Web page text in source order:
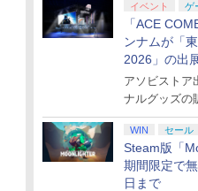
イベント ゲ
「ACE
ンナムが「
2026」の出
アソビストア
ナルグッズの
WIN セール
Steam版「
期間限定で
日まで